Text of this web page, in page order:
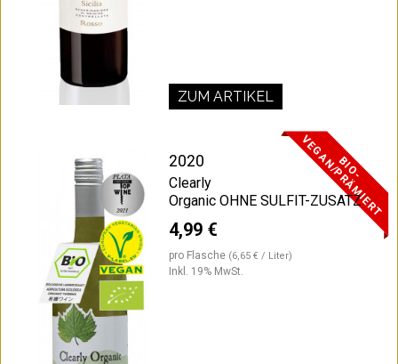
ZUM ARTIKEL
B
I
O
-
V
E
G
A
N
/
P
R
Ä
M
I
E
R
T
2020
Clearly
Organic OHNE SULFIT-ZUSATZ
4,99 €
pro Flasche (6,65 € / Liter)
Inkl. 19% MwSt.